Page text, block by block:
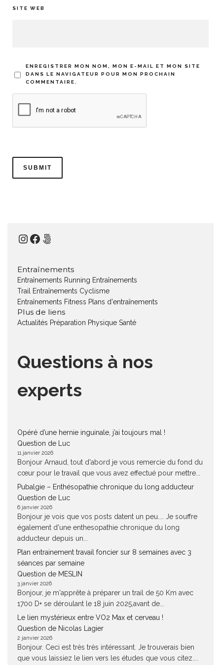
SITE WEB
ENREGISTRER MON NOM, MON E-MAIL ET MON SITE
DANS LE NAVIGATEUR POUR MON PROCHAIN
COMMENTAIRE.
Instagram
Facebook
500px
Entraînements
Entraînements Running Entraînements
Trail
Entraînements Cyclisme
Entraînements Fitness Plans d'entraînements
Plus de liens
Actualités Préparation Physique Santé
Questions à nos
experts
Opéré d’une hernie inguinale, j’ai toujours mal !
Question de Luc
11 janvier 2026
Bonjour Arnaud, tout d'abord je vous remercie du fond du
cœur pour le travail que vous avez effectué pour mettre...
Pubalgie – Enthésopathie chronique du long adducteur
Question de Luc
6 janvier 2026
Bonjour je vois que vos posts datent un peu.... Je souffre
également d'une enthesopathie chronique du long
adducteur depuis un...
Plan entrainement travail foncier sur 8 semaines avec 3
séances par semaine
Question de MESLIN
3 janvier 2026
Bonjour, je m'apprête à préparer un trail de 50 Km avec
1700 D+ se déroulant le 18 juin 2025,avant de...
Le lien mystérieux entre VO2 Max et cerveau !
Question de Nicolas Lagier
2 janvier 2026
Bonjour. Ceci est très très intéressant. Je trouverais bien
que vous laissiez le lien vers les études que vous citez....